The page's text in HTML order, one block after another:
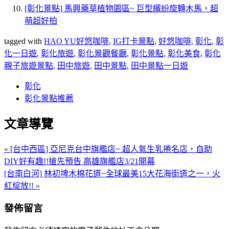
[彰化景點] 馬興藥草植物園區~ 巨型繽紛旋轉木馬，超
萌超好拍
tagged with HAO YU好悠咖啡, IG打卡景點, 好悠咖啡, 彰化, 彰
化一日遊, 彰化旅遊, 彰化景觀餐廳, 彰化景點, 彰化美食, 彰化
親子旅遊景點, 田中旅遊, 田中景點, 田中景點一日遊
彰化
彰化景點推薦
文章導覽
« [台中西區] 亞尼克台中旗艦店~ 超人氣生乳捲名店，自助
DIY好有趣!!搶先預告 高雄旗艦店3/21開幕
[台南白河] 林初埤木棉花道~全球最美15大花海街道之一，火
紅綻放!! »
發佈留言